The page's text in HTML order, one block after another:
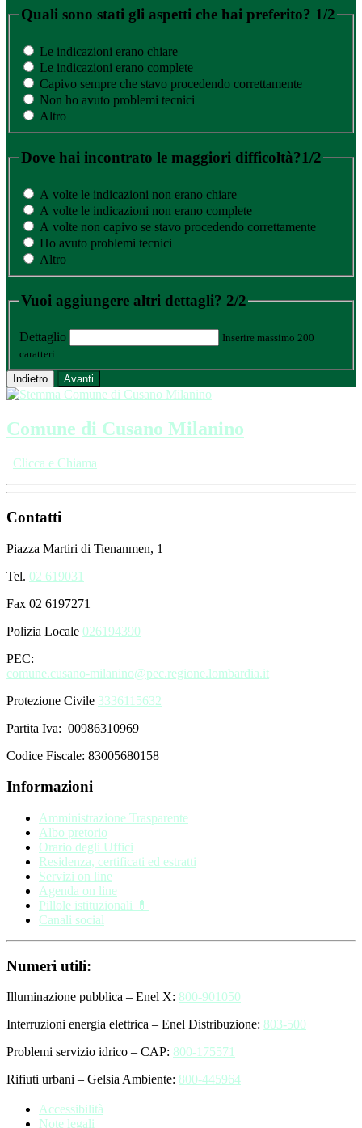
Quali sono stati gli aspetti che hai preferito? 1/2
Le indicazioni erano chiare
Le indicazioni erano complete
Capivo sempre che stavo procedendo correttamente
Non ho avuto problemi tecnici
Altro
Dove hai incontrato le maggiori difficoltà?1/2
A volte le indicazioni non erano chiare
A volte le indicazioni non erano complete
A volte non capivo se stavo procedendo correttamente
Ho avuto problemi tecnici
Altro
Vuoi aggiungere altri dettagli? 2/2
Dettaglio
Inserire massimo 200
caratteri
Indietro Avanti
Comune di Cusano Milanino
Clicca e Chiama
Contatti
Piazza Martiri di Tienanmen, 1
Tel. 02 619031
Fax 02 6197271
Polizia Locale 026194390
PEC:
comune.cusano-milanino@pec.regione.lombardia.it
Protezione Civile 3336115632
Partita Iva: 00986310969
Codice Fiscale: 83005680158
Informazioni
Amministrazione Trasparente
Albo pretorio
Orario degli Uffici
Residenza, certificati ed estratti
Servizi on line
Agenda on line
Pillole istituzionali 💊
Canali social
Numeri utili:
Illuminazione pubblica – Enel X: 800-901050
Interruzioni energia elettrica – Enel Distribuzione: 803-500
Problemi servizio idrico – CAP: 800-175571
Rifiuti urbani – Gelsia Ambiente: 800-445964
Accessibilità
Note legali